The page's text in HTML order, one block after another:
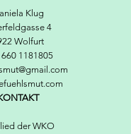
Klug
4
Wolfurt
1181805
der WKO